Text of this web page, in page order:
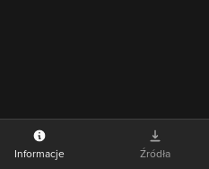
Informacje Źródła